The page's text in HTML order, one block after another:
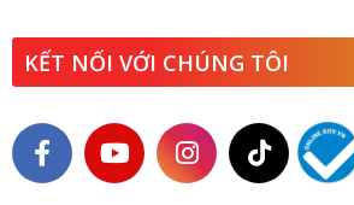
KẾT NỐI VỚI CHÚNG TÔI